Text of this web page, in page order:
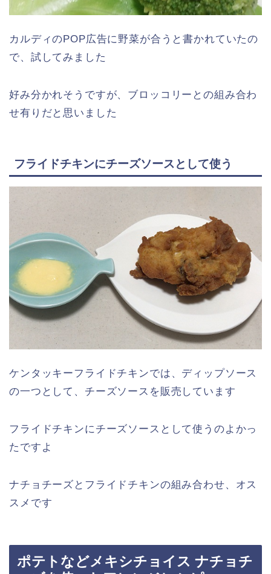
カルディのPOP広告に野菜が合うと書かれていたの
で、試してみました
好み分かれそうですが、ブロッコリーとの組み合わ
せ有りだと思いました
フライドチキンにチーズソースとして使う
ケンタッキーフライドチキンでは、ディップソース
の一つとして、チーズソースを販売しています
フライドチキンにチーズソースとして使うのよかっ
たですよ
ナチョチーズとフライドチキンの組み合わせ、オス
スメです
ポテトなどメキシチョイス ナチョチ